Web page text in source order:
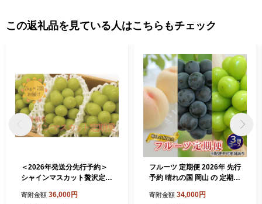
この返礼品を見ている人はこちらもチェック
＜2026年発送分先行予約＞
シャインマスカット贅沢定期
寄附金額 36,000円
フルーツ 定期便 2026年 先行
予約 晴れの国 岡山 の 定期フ
もも 葡萄 ブドウ 岡山県産 国
寄附金額 34,000円